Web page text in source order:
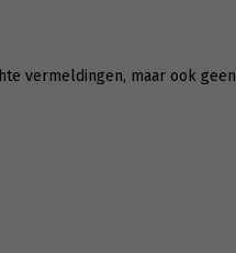
vermeldingen, maar ook geen